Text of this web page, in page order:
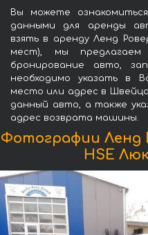
Вы можете
данными для аренды
взять в аренду Ленд
мест), мы
бронирование авто,
необходимо указать в
место или адрес в
данный авто, а также
адрес возврата машины.
Фотографии Ленд
HSE